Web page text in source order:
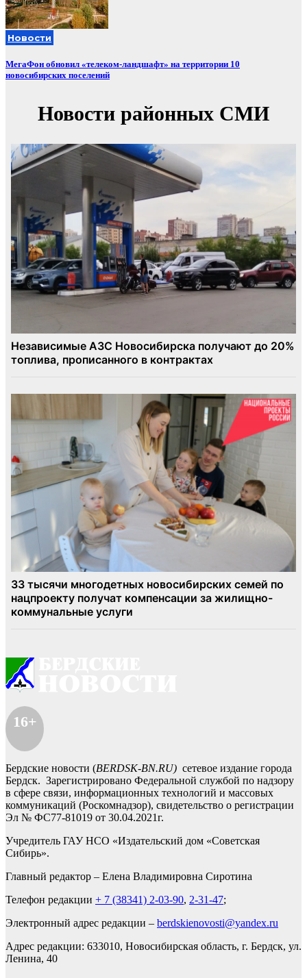
Новости
МегаФон обновил «телеком-ландшафт» на территории 10
новосибирских поселений
16+
Бердские новости (BERDSK-BN.RU) сетевое издание города
Бердск. Зарегистрировано Федеральной службой по надзору
в сфере связи, информационных технологий и массовых
коммуникаций (Роскомнадзор), свидетельство о регистрации
Эл № ФС77-81019 от 30.04.2021г.
Учредитель ГАУ НСО «Издательский дом «Советская
Сибирь».
Главный редактор – Елена Владимировна Сиротина
Телефон редакции + 7 (38341) 2-03-90, 2-31-47;
Электронный адрес редакции – berdskienovosti@yandex.ru
Адрес редакции: 633010, Новосибирская область, г. Бердск, ул.
Ленина, 40